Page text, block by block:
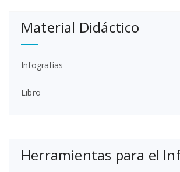
Material Didáctico
Infografías
Libro
Herramientas para el